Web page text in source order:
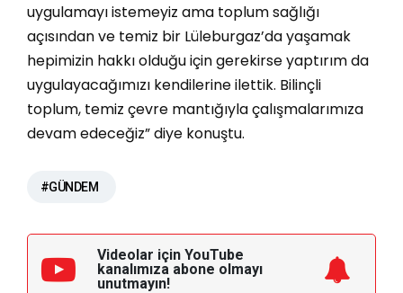
uygulamayı istemeyiz ama toplum sağlığı
açısından ve temiz bir Lüleburgaz’da yaşamak
hepimizin hakkı olduğu için gerekirse yaptırım da
uygulayacağımızı kendilerine ilettik. Bilinçli
toplum, temiz çevre mantığıyla çalışmalarımıza
devam edeceğiz” diye konuştu.
#GÜNDEM
Videolar için YouTube
kanalımıza abone olmayı
unutmayın!